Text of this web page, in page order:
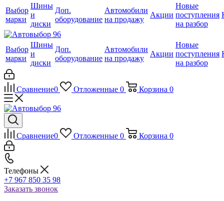
Выбор
марки
Шины
и
диски
Доп.
оборудование
Автомобили
на продажу
Акции
Новые
поступления
на разбор
Выбор
марки
Шины
и
диски
Доп.
оборудование
Автомобили
на продажу
Акции
Новые
поступления
на разбор
Сравнение0 Отложенные 0 Корзина 0
Сравнение0 Отложенные 0 Корзина 0
Телефоны
+7 967 850 35 98
Заказать звонок